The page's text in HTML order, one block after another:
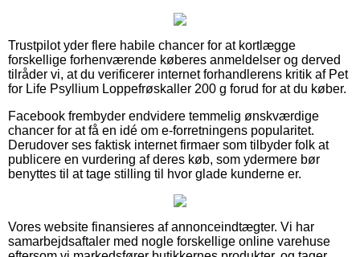
Trustpilot yder flere habile chancer for at kortlægge
forskellige forhenværende køberes anmeldelser og derved
tilråder vi, at du verificerer internet forhandlerens kritik af Pet
for Life Psyllium Loppefrøskaller 200 g forud for at du køber.
Facebook frembyder endvidere temmelig ønskværdige
chancer for at få en idé om e-forretningens popularitet.
Derudover ses faktisk internet firmaer som tilbyder folk at
publicere en vurdering af deres køb, som ydermere bør
benyttes til at tage stilling til hvor glade kunderne er.
Vores website finansieres af annonceindtægter. Vi har
samarbejdsaftaler med nogle forskellige online varehuse